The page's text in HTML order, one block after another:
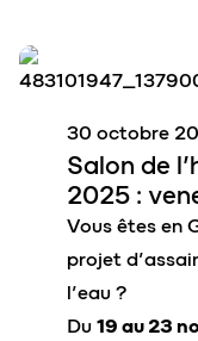
Salon de
2025 :
30 octobre
Vous êtes en
projet
l’eau ?
Du 19 au 23